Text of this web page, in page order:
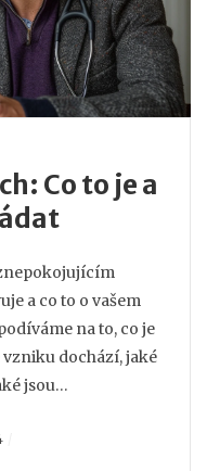
Co to je a
a co to o vašem
na to, co je
dochází, jaké
jsou
nehty, aby byly